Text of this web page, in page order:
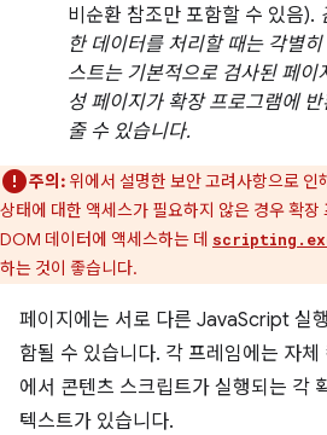
비순환 참조만 포함할 수 있음).
한 데이터를 처리할 때는 각별
스트는 기본적으로 검사된 페이
성 페이지가 확장 프로그램에
줄 수 있습니다.
주의: 위에서 설명한 보안 고려사항으로
상태에 대한 액세스가 필요하지 않은 경우 확장
DOM 데이터에 액세스하는 데
하는 것이 좋습니다.
페이지에는 서로 다른 JavaScript 실
함될 수 있습니다. 각 프레임에는 자
에서 콘텐츠 스크립트가 실행되는 각
텍스트가 있습니다.